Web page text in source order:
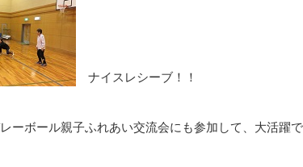
ナイスレシーブ！！
ーボール親子ふれあい交流会にも参加して、大活躍